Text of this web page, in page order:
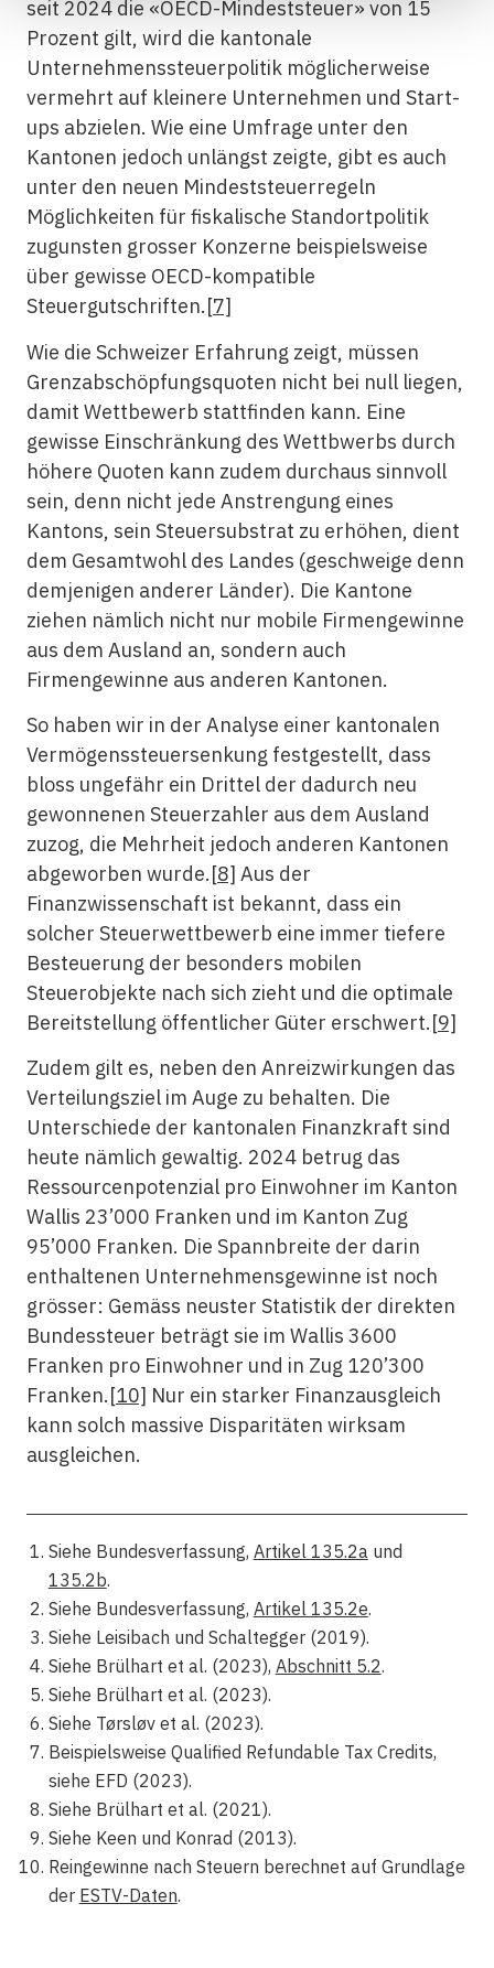
seit 2024 die «OECD-Mindeststeuer» von 15
Prozent gilt, wird die kantonale
Unternehmenssteuerpolitik möglicherweise
vermehrt auf kleinere Unternehmen und Start-
ups abzielen. Wie eine Umfrage unter den
Kantonen jedoch unlängst zeigte, gibt es auch
unter den neuen Mindeststeuerregeln
Möglichkeiten für fiskalische Standortpolitik
zugunsten grosser Konzerne beispielsweise
über gewisse OECD-kompatible
Steuergutschriften.[7]
Wie die Schweizer Erfahrung zeigt, müssen
Grenzabschöpfungsquoten nicht bei null liegen,
damit Wettbewerb stattfinden kann. Eine
gewisse Einschränkung des Wettbwerbs durch
höhere Quoten kann zudem durchaus sinnvoll
sein, denn nicht jede Anstrengung eines
Kantons, sein Steuersubstrat zu erhöhen, dient
dem Gesamtwohl des Landes (geschweige denn
demjenigen anderer Länder). Die Kantone
ziehen nämlich nicht nur mobile Firmengewinne
aus dem Ausland an, sondern auch
Firmengewinne aus anderen Kantonen.
So haben wir in der Analyse einer kantonalen
Vermögenssteuersenkung festgestellt, dass
bloss ungefähr ein Drittel der dadurch neu
gewonnenen Steuerzahler aus dem Ausland
zuzog, die Mehrheit jedoch anderen Kantonen
abgeworben wurde.[8] Aus der
Finanzwissenschaft ist bekannt, dass ein
solcher Steuerwettbewerb eine immer tiefere
Besteuerung der besonders mobilen
Steuerobjekte nach sich zieht und die optimale
Bereitstellung öffentlicher Güter erschwert.[9]
Zudem gilt es, neben den Anreizwirkungen das
Verteilungsziel im Auge zu behalten. Die
Unterschiede der kantonalen Finanzkraft sind
heute nämlich gewaltig. 2024 betrug das
Ressourcenpotenzial pro Einwohner im Kanton
Wallis 23’000 Franken und im Kanton Zug
95’000 Franken. Die Spannbreite der darin
enthaltenen Unternehmensgewinne ist noch
grösser: Gemäss neuster Statistik der direkten
Bundessteuer beträgt sie im Wallis 3600
Franken pro Einwohner und in Zug 120’300
Franken.[10] Nur ein starker Finanzausgleich
kann solch massive Disparitäten wirksam
ausgleichen.
Siehe Bundesverfassung, Artikel 135.2aund
135.2b.
Siehe Bundesverfassung, Artikel 135.2e.
Siehe Leisibach und Schaltegger (2019).
Siehe Brülhart et al. (2023), Abschnitt 5.2.
Siehe Brülhart et al. (2023).
Siehe Tørsløv et al. (2023).
Beispielsweise Qualified Refundable Tax Credits,
siehe EFD (2023).
Siehe Brülhart et al. (2021).
Siehe Keen und Konrad (2013).
Reingewinne nach Steuern berechnet auf Grundlage
der ESTV-Daten.